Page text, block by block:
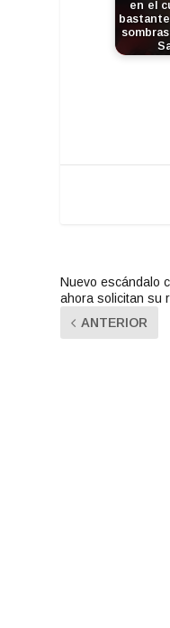
en el
Nuevo escándalo
ahora solicitan su
ANTERIOR